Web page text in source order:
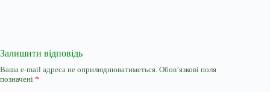
Залишити відповідь
Ваша e-mail адреса не оприлюднюватиметься. Обов’язкові поля
позначені *